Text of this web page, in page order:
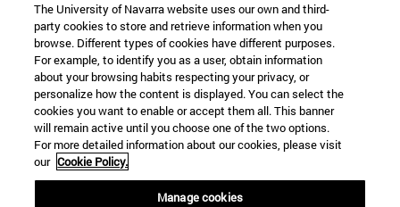
The University of Navarra website uses our own and third-
party cookies to store and retrieve information when you
browse. Different types of cookies have different purposes.
For example, to identify you as a user, obtain information
about your browsing habits respecting your privacy, or
personalize how the content is displayed. You can select the
cookies you want to enable or accept them all. This banner
will remain active until you choose one of the two options.
For more detailed information about our cookies, please visit
our Cookie Policy.
Manage cookies